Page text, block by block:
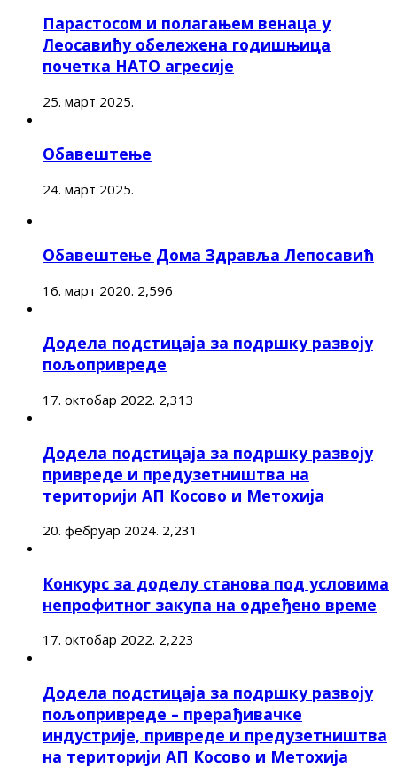
Парастосом и полагањем венаца у
Леосавићу обележена годишњица
почетка НАТО агресије
25. март 2025.
Обавештење
24. март 2025.
Обавештење Дома Здравља Лепосавић
16. март 2020. 2,596
Додела подстицаја за подршку развоју
пољопривреде
17. октобар 2022. 2,313
Додела подстицаја за подршку развоју
привреде и предузетништва на
територији АП Косово и Метохија
20. фебруар 2024. 2,231
Конкурс за доделу станова под условима
непрофитног закупа на одређено време
17. октобар 2022. 2,223
Додела подстицаја за подршку развоју
пољопривреде – прерађивачке
индустрије, привреде и предузетништва
на територији АП Косово и Метохија